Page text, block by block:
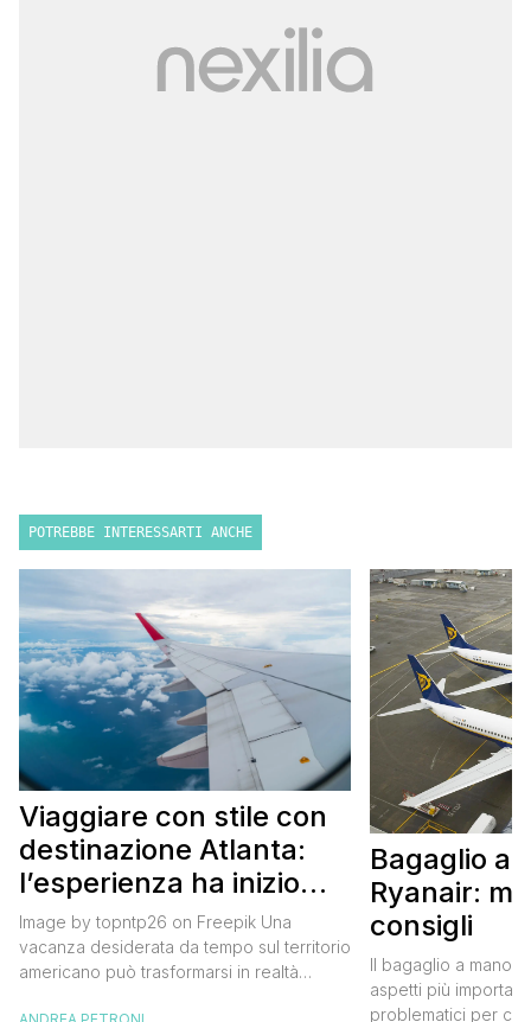
POTREBBE INTERESSARTI ANCHE
Viaggiare con stile con
destinazione Atlanta:
l’esperienza ha inizio
con un volo Air France
Image by topntp26 on Freepik Una
vacanza desiderata da tempo sul territorio
americano può trasformarsi in realtà
Bagaglio a
Ryanair:
consigli
Il bagaglio a mano
aspetti più
problematici per chi